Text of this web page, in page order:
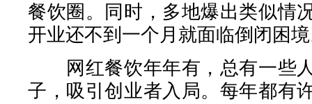
餐饮圈。同时，多地爆出类似情
开业还不到一个月就面临倒闭困
网红餐饮年年有，总有一些
子，吸引创业者入局。每年都有